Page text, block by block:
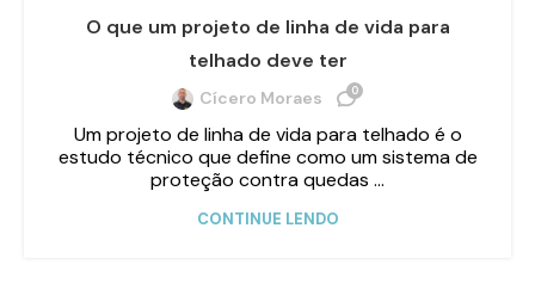
O que um projeto de linha de vida para
telhado deve ter
Cícero Moraes 0
Um projeto de linha de vida para telhado é o
estudo técnico que define como um sistema de
proteção contra quedas ...
CONTINUE LENDO